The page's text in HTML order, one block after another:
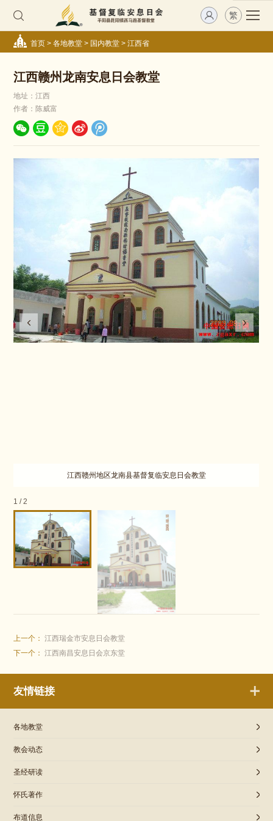
繁
首页> 各地教堂> 国内教堂> 江西省
江西赣州龙南安息日会教堂
地址：江西
作者：陈威富
江西赣州地区龙南县基督复临安息日会教堂
1 /2
上一个：江西瑞金市安息日会教堂
下一个：江西南昌安息日会京东堂
友情链接
各地教堂
教会动态
圣经研读
怀氏著作
布道信息